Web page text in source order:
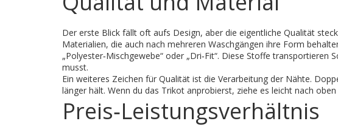
Der erste Blick fällt oft aufs Design, aber die eigentliche Qualität
Materialien, die auch nach mehreren Waschgängen ihre Form
„Polyester‑Mischgewebe“ oder „Dri‑Fit“. Diese Stoffe
musst.
Ein weiteres Zeichen für Qualität ist die Verarbeitung der Nähte.
länger hält. Wenn du das Trikot anprobierst, ziehe es leicht nach
Preis‑Leistungsverhältnis